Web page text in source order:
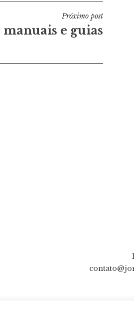
Próximo post
manuais e guias